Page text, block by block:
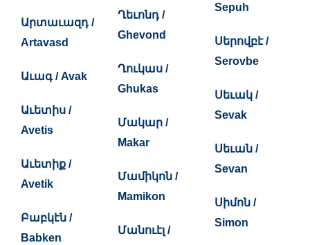
Արտաւազդ /
Artavasd
Աւագ / Avak
Աւետիս /
Avetis
Աւետիք /
Avetik
Բաբկէն /
Babken
Ղեւոնդ /
Ghevond
Ղուկաս /
Ghukas
Մակար /
Makar
Մամիկոն /
Mamikon
Մանուէլ /
Sepuh
Սերովբէ /
Serovbe
Սեւակ /
Sevak
Սեւան /
Sevan
Սիմոն /
Simon